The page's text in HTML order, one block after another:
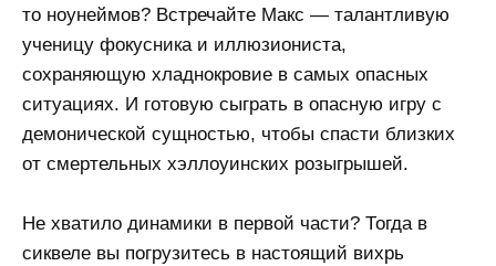
то ноунеймов? Встречайте Макс — талантливую
ученицу фокусника и иллюзиониста,
сохраняющую хладнокровие в самых опасных
ситуациях. И готовую сыграть в опасную игру с
демонической сущностью, чтобы спасти близких
от смертельных хэллоуинских розыгрышей.
Не хватило динамики в первой части? Тогда в
сиквеле вы погрузитесь в настоящий вихрь